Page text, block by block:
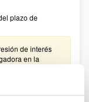
plazo de
de interés
en la
PARA LA